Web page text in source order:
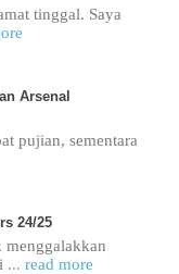
tinggal. Saya
Arsenal
pujian, sementara
24/25
menggalakkan
... read more